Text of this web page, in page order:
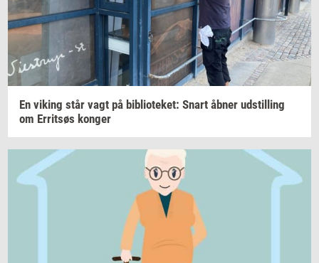
En viking står vagt på bi­bli­o­te­ket: Snart åbner ud­stil­ling
om Er­ritsøs kon­ger